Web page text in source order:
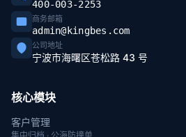
400-003-2253
商务邮箱
admin@kingbes.com
公司地址
宁波市海曙区苍松路 43 号
核心模块
客户管理